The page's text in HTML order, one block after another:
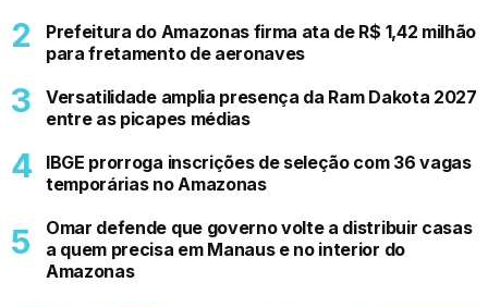
Prefeitura do Amazonas firma ata de R$ 1,42 milhão
para fretamento de aeronaves
Versatilidade amplia presença da Ram Dakota 2027
entre as picapes médias
IBGE prorroga inscrições de seleção com 36 vagas
temporárias no Amazonas
Omar defende que governo volte a distribuir casas
a quem precisa em Manaus e no interior do
Amazonas